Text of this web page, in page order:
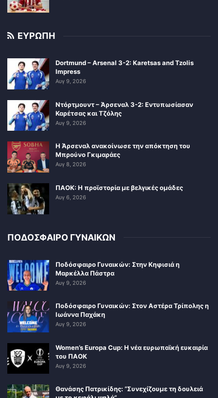
ΕΥΡΩΠΗ
Dortmund – Arsenal 3-2: Karetsas and Tzolis
Impress
Αυγ 9, 2026
Ντόρτμουντ – Άρσεναλ 3-2: Εντυπωσίασαν
Καρέτσας και Τζόλης
Αυγ 9, 2026
Η Άρσεναλ ανακοίνωσε την απόκτηση του
Μπρούνο Γκιμαράες
Αυγ 8, 2026
ΠΑΟΚ: Η προϊστορία με βελγικές ομάδες
Αυγ 6, 2026
ΠΟΔΟΣΦΑΙΡΟ ΓΥΝΑΙΚΩΝ
Ποδόσφαιρο Γυναικών: Στην Κηφισιά η
Μαρκέλλα Πάστρα
Αυγ 9, 2026
Ποδόσφαιρο Γυναικών: Στον Αστέρα Τρίπολης η
Ιωάννα Παχάκη
Αυγ 9, 2026
Women’s Europa Cup: Η νέα ευρωπαϊκή ευκαιρία
του ΠΑΟΚ
Αυγ 9, 2026
Θανάσης Πατρικίδης: “Συνεχίζουμε τη δουλειά